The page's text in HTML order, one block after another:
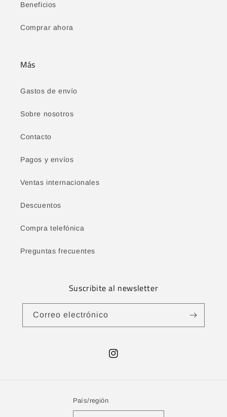
Beneficios
Comprar ahora
Más
Gastos de envío
Sobre nosotros
Contacto
Pagos y envíos
Ventas internacionales
Descuentos
Compra telefónica
Preguntas frecuentes
Suscribite al newsletter
Correo electrónico
Instagram
País/región